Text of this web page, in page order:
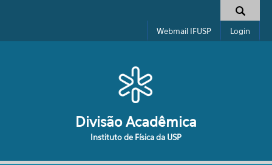
Formulário de busca
Webmail IFUSP Login
Divisão Acadêmica
Instituto de Física da USP